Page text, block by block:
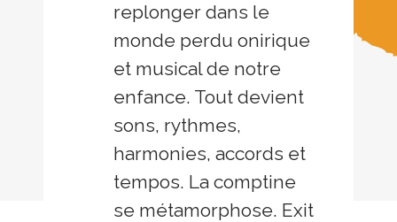
replonger dans le
monde perdu onirique
et musical de notre
enfance. Tout devient
sons, rythmes,
harmonies, accords et
tempos. La comptine
se métamorphose. Exit